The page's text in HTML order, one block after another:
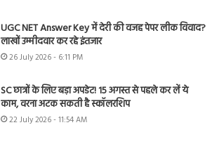
UGC NET Answer Key में देरी की वजह पेपर लीक विवाद?
लाखों उम्मीदवार कर रहे इंतजार
26 July 2026 - 6:11 PM
SC छात्रों के लिए बड़ा अपडेट! 15 अगस्त से पहले कर लें ये
काम, वरना अटक सकती है स्कॉलरशिप
22 July 2026 - 11:54 AM